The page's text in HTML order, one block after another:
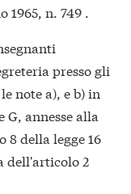
1965, n. 749 .
presso gli
note a), e b) in
annesse alla
8 della legge 16
dell'articolo 2